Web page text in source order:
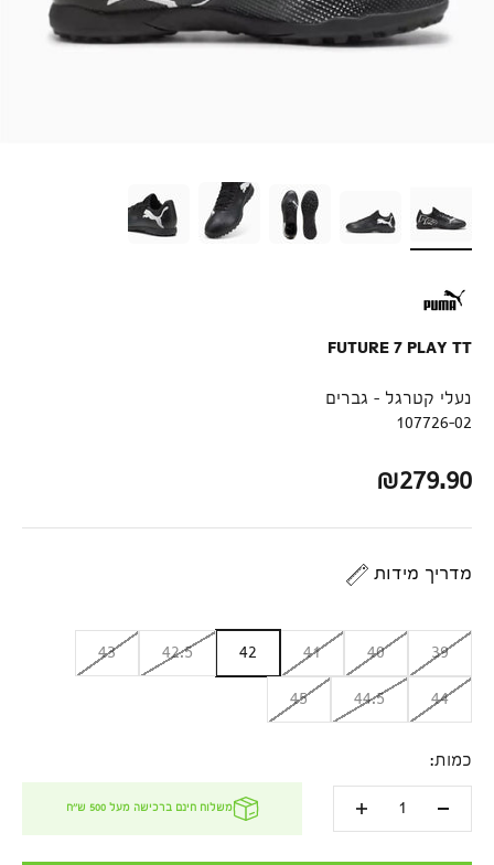
FUTURE 7 PLAY TT
נעלי קטרגל - גברים
107726-02
מחיר לאחר הנחה
₪279.90
מדריך מידות
39
40
41
42
42.5
43
44
44.5
45
כמות:
משלוח חינם ברכישה מעל 500 ש''ח